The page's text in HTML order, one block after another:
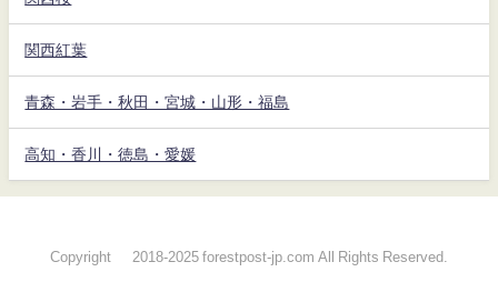
関西紅葉
青森・岩手・秋田・宮城・山形・福島
高知・香川・徳島・愛媛
Copyright © 2018-2025 forestpost-jp.com All Rights Reserved.